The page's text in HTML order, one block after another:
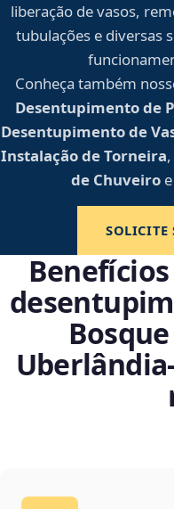
liberação de vasos,
tubulações e diversas
Conheça também
Desentupimento de
Desentupimento de
Instalação de Torneira,
de Chuveiro e
SOLICITE